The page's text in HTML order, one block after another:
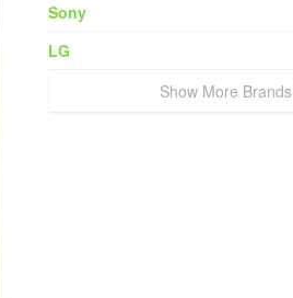
Sony
LG
Show More Brands